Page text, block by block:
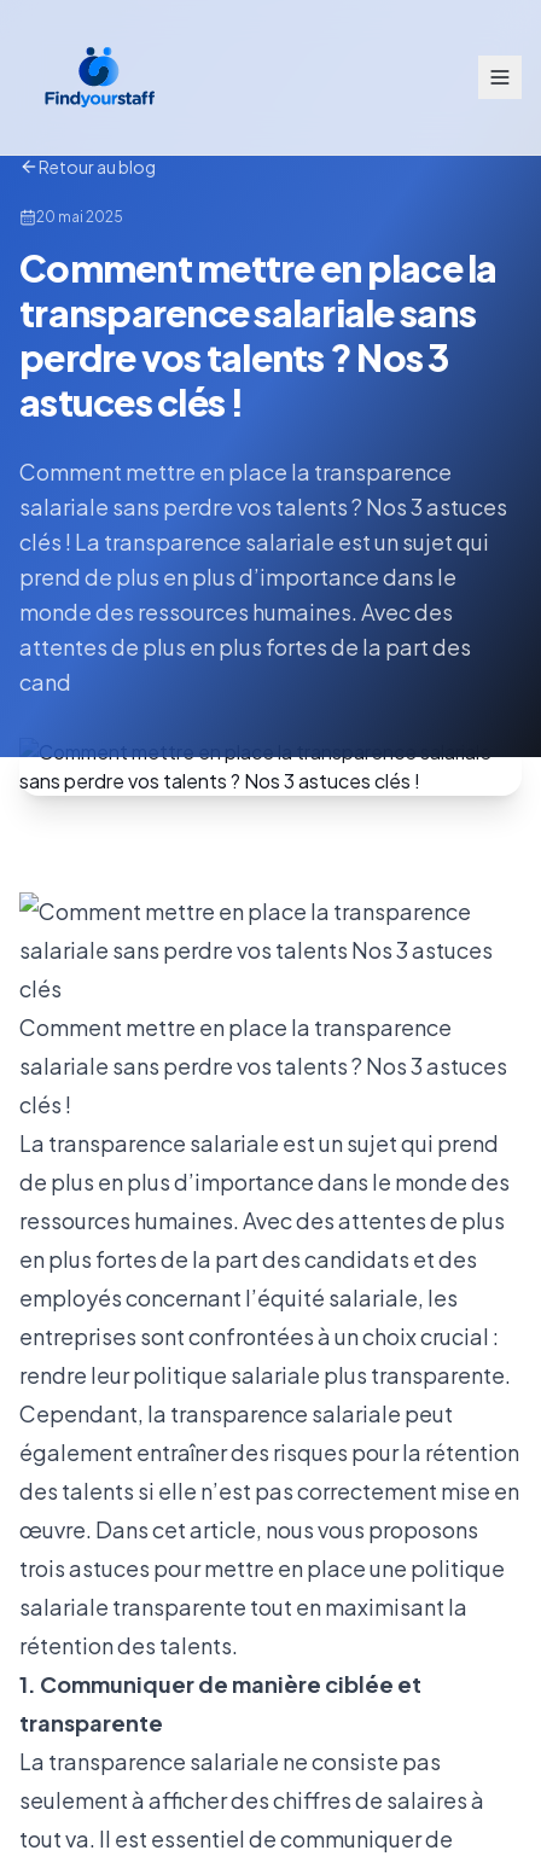
Retour au blog
20 mai 2025
Comment mettre en place la
transparence salariale sans
perdre vos talents ? Nos 3
astuces clés !
Comment mettre en place la transparence
salariale sans perdre vos talents ? Nos 3 astuces
clés ! La transparence salariale est un sujet qui
prend de plus en plus d’importance dans le
monde des ressources humaines. Avec des
attentes de plus en plus fortes de la part des
cand
Comment mettre en place la transparence
salariale sans perdre vos talents ? Nos 3 astuces
clés !
La transparence salariale est un sujet qui prend
de plus en plus d’importance dans le monde des
ressources humaines. Avec des attentes de plus
en plus fortes de la part des candidats et des
employés concernant l’équité salariale, les
entreprises sont confrontées à un choix crucial :
rendre leur politique salariale plus transparente.
Cependant, la transparence salariale peut
également entraîner des risques pour la rétention
des talents si elle n’est pas correctement mise en
œuvre. Dans cet article, nous vous proposons
trois astuces pour mettre en place une politique
salariale transparente tout en maximisant la
rétention des talents.
1. Communiquer de manière ciblée et
transparente
La transparence salariale ne consiste pas
seulement à afficher des chiffres de salaires à
tout va. Il est essentiel de communiquer de